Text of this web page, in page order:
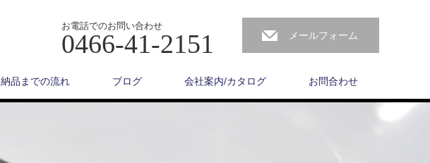
お電話でのお問い合わせ
0466-41-2151 メールフォーム
納品までの流れ ブログ 会社案内/カタログ お問合わせ